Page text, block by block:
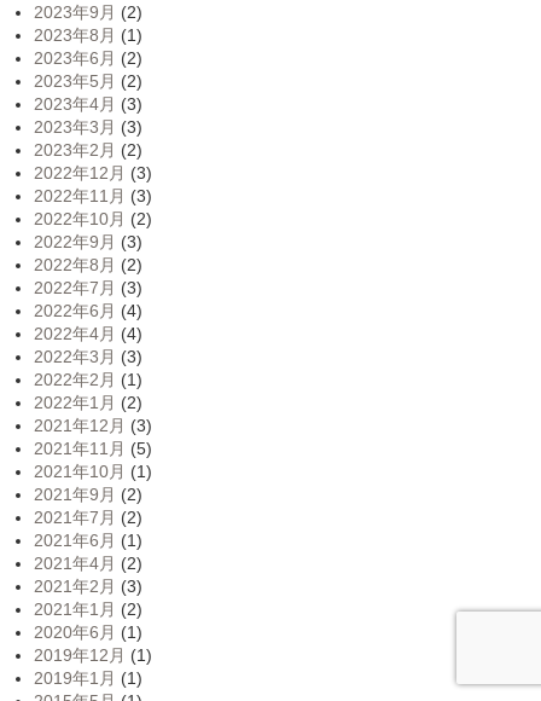
2023年9月 (2)
2023年8月 (1)
2023年6月 (2)
2023年5月 (2)
2023年4月 (3)
2023年3月 (3)
2023年2月 (2)
2022年12月 (3)
2022年11月 (3)
2022年10月 (2)
2022年9月 (3)
2022年8月 (2)
2022年7月 (3)
2022年6月 (4)
2022年4月 (4)
2022年3月 (3)
2022年2月 (1)
2022年1月 (2)
2021年12月 (3)
2021年11月 (5)
2021年10月 (1)
2021年9月 (2)
2021年7月 (2)
2021年6月 (1)
2021年4月 (2)
2021年2月 (3)
2021年1月 (2)
2020年6月 (1)
2019年12月 (1)
2019年1月 (1)